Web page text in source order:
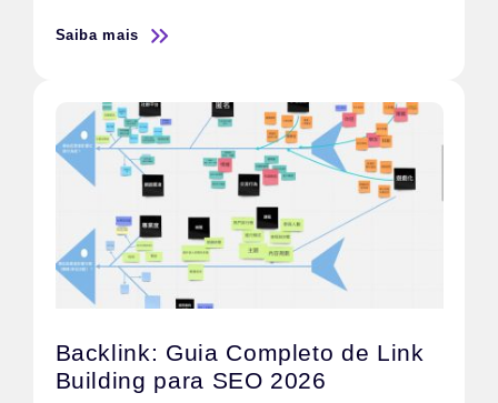
Saiba mais
Backlink: Guia Completo de Link
Building para SEO 2026